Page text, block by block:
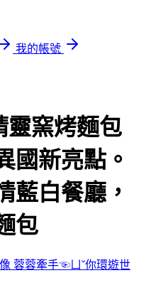
我的帳號
靈窯烤麵包
國新亮點。
藍白餐廳，
包
蓉蓉牽手☜ㄩˇ你環遊世